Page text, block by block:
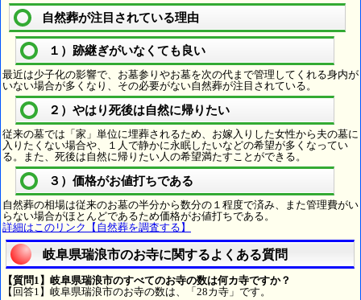
自然葬が注目されている理由
１）跡継ぎがいなくても良い
最近は少子化の影響で、お墓参りやお墓を次の代まで管理してくれる身内が
いない場合が多くなり、その必要がない自然葬が注目されている。
２）やはり死後は自然に帰りたい
従来の墓では「家」単位に埋葬されるため、お嫁入りした女性から夫の墓に
入りたくない場合や、１人で静かに永眠したいなどの希望が多くなってい
る。また、死後は自然に帰りたい人の希望満たすことができる。
３）価格がお値打ちである
自然葬の相場は従来のお墓の半分から数分の１程度で済み、また管理費がい
らない場合がほとんどであるため価格がお値打ちである。
詳細はこのリンク【自然葬を調査する】
岐阜県瑞浪市のお寺に関するよくある質問
【質問1】岐阜県瑞浪市のすべてのお寺の数は何カ寺ですか？
【回答1】岐阜県瑞浪市のお寺の数は、「28カ寺」です。